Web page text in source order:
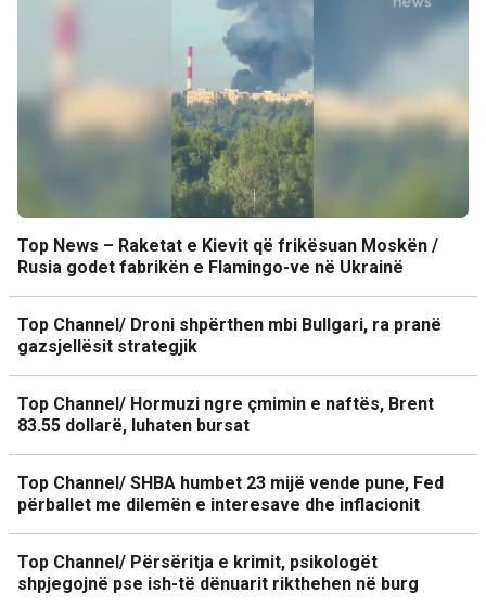
Top News – Raketat e Kievit që frikësuan Moskën /
Rusia godet fabrikën e Flamingo-ve në Ukrainë
Top Channel/ Droni shpërthen mbi Bullgari, ra pranë
gazsjellësit strategjik
Top Channel/ Hormuzi ngre çmimin e naftës, Brent
83.55 dollarë, luhaten bursat
Top Channel/ SHBA humbet 23 mijë vende pune, Fed
përballet me dilemën e interesave dhe inflacionit
Top Channel/ Përsëritja e krimit, psikologët
shpjegojnë pse ish-të dënuarit rikthehen në burg